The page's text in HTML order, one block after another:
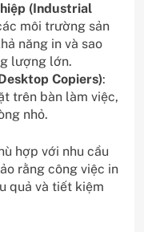
(Industrial
môi trường sản
năng in và sao
lượng lớn.
Copiers):
trên bàn làm việc,
nhỏ.
hợp với nhu cầu
rằng công việc in
quả và tiết kiệm